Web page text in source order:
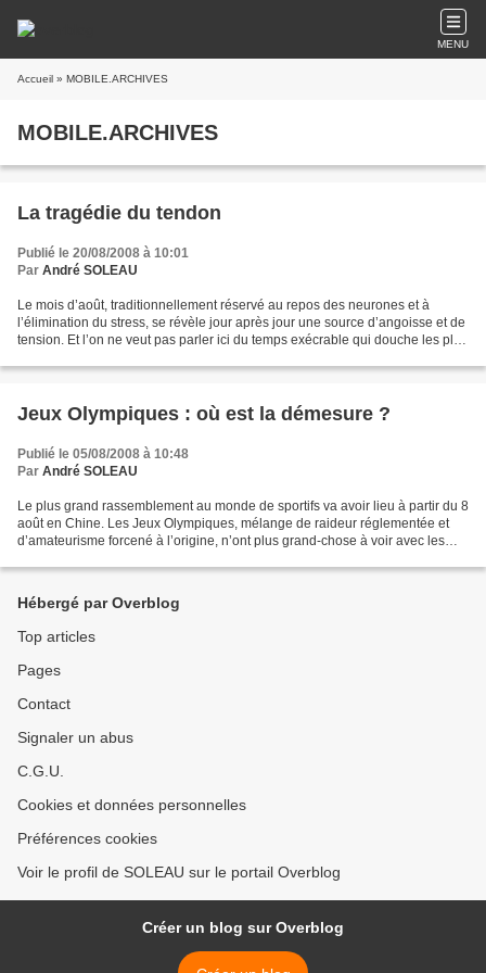
MENU
Accueil » MOBILE.ARCHIVES
MOBILE.ARCHIVES
La tragédie du tendon
Publié le 20/08/2008 à 10:01
Par André SOLEAU
Le mois d’août, traditionnellement réservé au repos des neurones et à
l’élimination du stress, se révèle jour après jour une source d’angoisse et de
tension. Et l’on ne veut pas parler ici du temps exécrable qui douche les plus
Jeux Olympiques : où est la démesure ?
Publié le 05/08/2008 à 10:48
Par André SOLEAU
Le plus grand rassemblement au monde de sportifs va avoir lieu à partir du 8
août en Chine. Les Jeux Olympiques, mélange de raideur réglementée et
d’amateurisme forcené à l’origine, n’ont plus grand-chose à voir avec les
Hébergé par Overblog
Top articles
Pages
Contact
Signaler un abus
C.G.U.
Cookies et données personnelles
Préférences cookies
Voir le profil de SOLEAU sur le portail Overblog
Créer un blog sur Overblog